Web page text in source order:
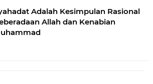
Adalah Kesimpulan Rasional
Allah dan Kenabian